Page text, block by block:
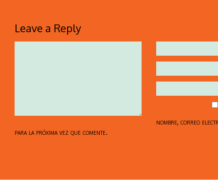
Leave a Reply
nombre, correo
para la próxima vez que comente.